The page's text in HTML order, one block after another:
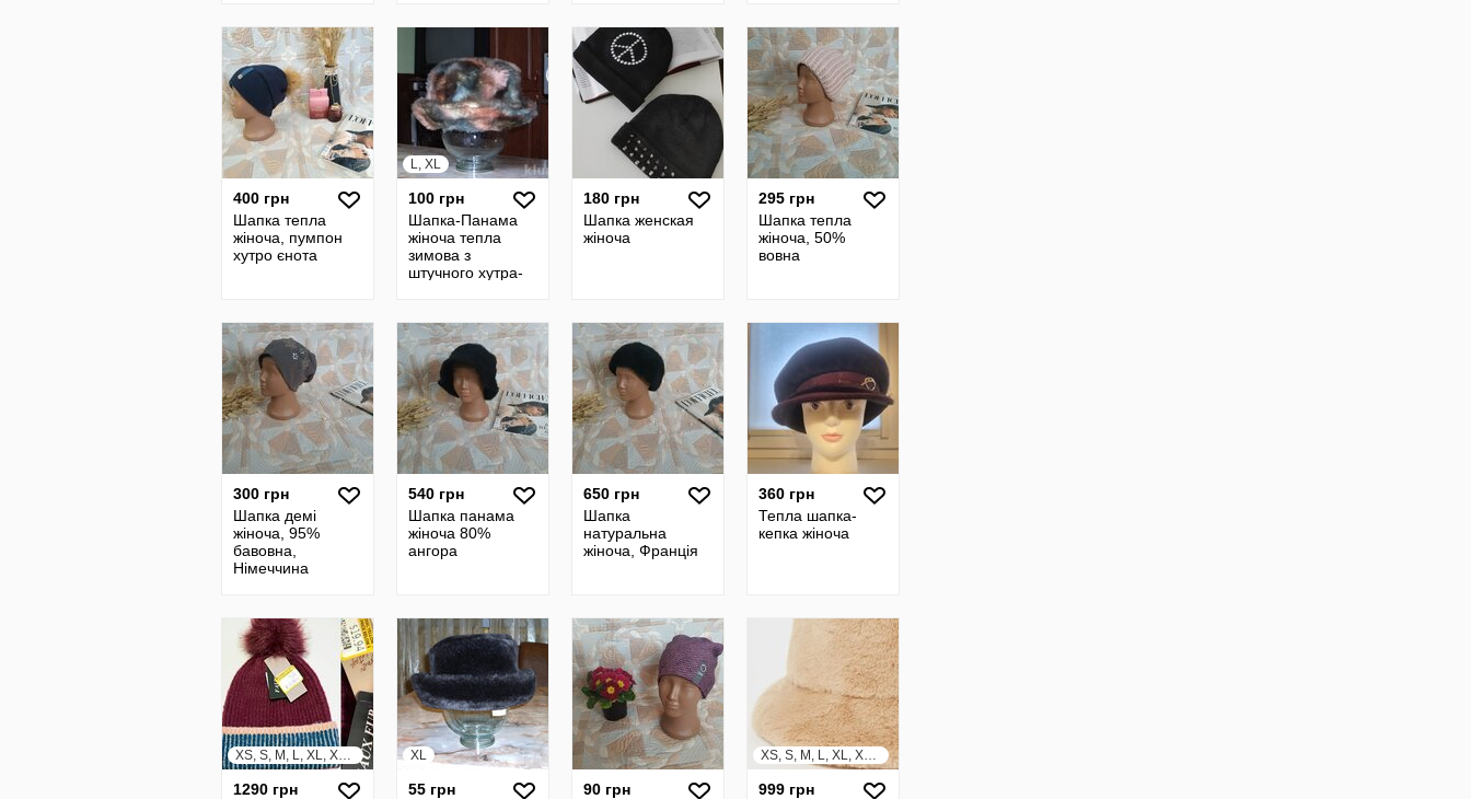
400 грн
Шапка тепла
жіноча, пумпон
хутро єнота
L, XL
100 грн
Шапка-Панама
жіноча тепла
зимова з
штучного хутра-
180 грн
Шапка женская
жіноча
295 грн
Шапка тепла
жіноча, 50%
вовна
300 грн
Шапка демі
жіноча, 95%
бавовна,
Німеччина
540 грн
Шапка панама
жіноча 80%
ангора
650 грн
Шапка
натуральна
жіноча, Франція
360 грн
Тепла шапка-
кепка жіноча
XS, S, M, L, XL, XXL, XXXL
1290 грн
XL
55 грн
90 грн
XS, S, M, L, XL, XXL, XXXL
999 грн